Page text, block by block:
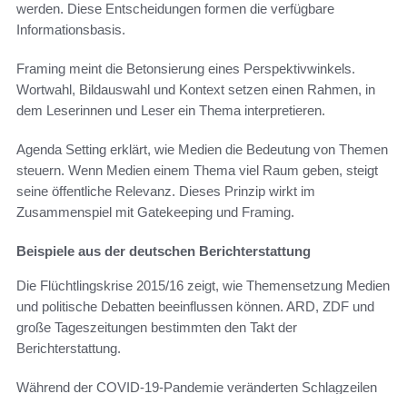
werden. Diese Entscheidungen formen die verfügbare
Informationsbasis.
Framing meint die Betonsierung eines Perspektivwinkels.
Wortwahl, Bildauswahl und Kontext setzen einen Rahmen, in
dem Leserinnen und Leser ein Thema interpretieren.
Agenda Setting erklärt, wie Medien die Bedeutung von Themen
steuern. Wenn Medien einem Thema viel Raum geben, steigt
seine öffentliche Relevanz. Dieses Prinzip wirkt im
Zusammenspiel mit Gatekeeping und Framing.
Beispiele aus der deutschen Berichterstattung
Die Flüchtlingskrise 2015/16 zeigt, wie Themensetzung Medien
und politische Debatten beeinflussen können. ARD, ZDF und
große Tageszeitungen bestimmten den Takt der
Berichterstattung.
Während der COVID-19-Pandemie veränderten Schlagzeilen